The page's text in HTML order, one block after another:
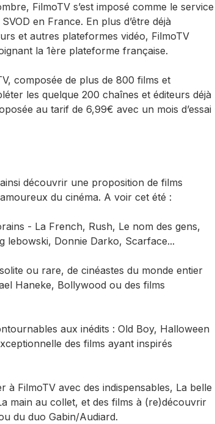
FilmoTV s’est imposé comme le service
en France. En plus d’être déjà
et autres plateformes vidéo, FilmoTV
la 1ère plateforme française.
composée de plus de 800 films et
les quelque 200 chaînes et éditeurs déjà
au tarif de 6,99€ avec un mois d’essai
découvrir une proposition de films
du cinéma. A voir cet été :
- La French, Rush, Le nom des gens,
lebowski, Donnie Darko, Scarface...
ou rare, de cinéastes du monde entier
Haneke, Bollywood ou des films
aux inédits : Old Boy, Halloween
des films ayant inspirés
à FilmoTV avec des indispensables, La belle
main au collet, et des films à (re)découvrir
du duo Gabin/Audiard.